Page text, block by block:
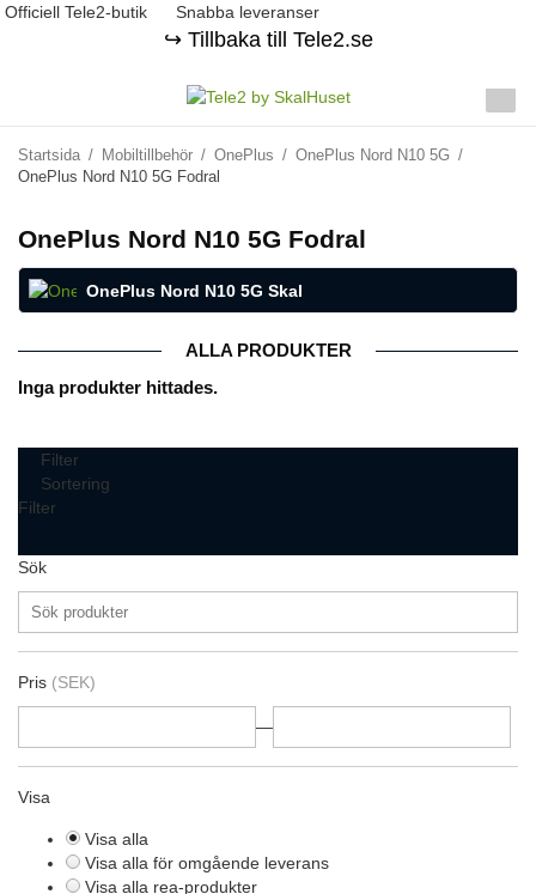
Officiell Tele2-butik Snabba leveranser
↪️ Tillbaka till Tele2.se
Startsida / Mobiltillbehör / OnePlus / OnePlus Nord N10 5G /
OnePlus Nord N10 5G Fodral
OnePlus Nord N10 5G Fodral
OnePlus Nord N10 5G Skal
ALLA PRODUKTER
Inga produkter hittades.
Filter
Sortering
Filter
Sök
Pris (SEK)
—
Visa
Visa alla
Visa alla för omgående leverans
Visa alla rea-produkter